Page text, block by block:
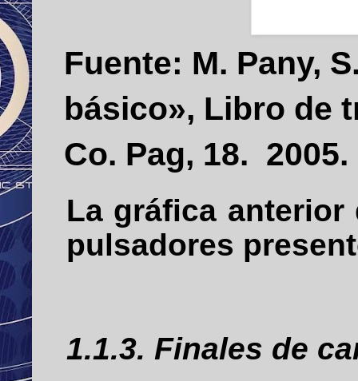
Fuente: M. Pany,
básico», Libro de
Co. Pag, 18. 2005.
La gráfica
pulsadores
1.1.3. Finales de